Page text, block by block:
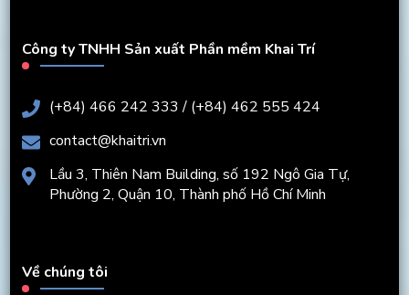
Công ty TNHH Sản xuất Phần mềm Khai Trí
(+84) 466 242 333 / (+84) 462 555 424
contact@khaitri.vn
Lầu 3, Thiên Nam Building, số 192 Ngô Gia Tự,
Phường 2, Quận 10, Thành phố Hồ Chí Minh
Về chúng tôi